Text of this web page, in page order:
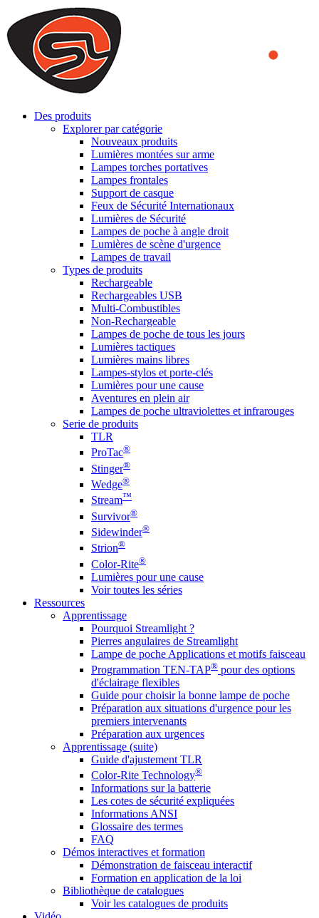
We use cookies to ensure that we provide you the best experience
on our website. By continuing to browse this website, you accept
that cookies are used to help us analyze how the website is used and
to offer you a better experience. To learn more or to find out how
you can disable cookies, you can access our
Des produits
Explorer par catégorie
Nouveaux produits
Lumières montées sur arme
Lampes torches portatives
Lampes frontales
Support de casque
Feux de Sécurité Internationaux
Lumières de Sécurité
Lampes de poche à angle droit
Lumières de scène d'urgence
Lampes de travail
Types de produits
Rechargeable
Rechargeables USB
Multi-Combustibles
Non-Rechargeable
Lampes de poche de tous les jours
Lumières tactiques
Lumières mains libres
Lampes-stylos et porte-clés
Lumières pour une cause
Aventures en plein air
Lampes de poche ultraviolettes et infrarouges
Serie de produits
TLR
ProTac®
Stinger®
Wedge®
Stream™
Survivor®
Sidewinder®
Strion®
Color-Rite®
Lumières pour une cause
Voir toutes les séries
Ressources
Apprentissage
Pourquoi Streamlight ?
Pierres angulaires de Streamlight
Lampe de poche Applications et motifs faisceau
Programmation TEN-TAP® pour des options
d'éclairage flexibles
Guide pour choisir la bonne lampe de poche
Préparation aux situations d'urgence pour les
premiers intervenants
Préparation aux urgences
Apprentissage (suite)
Guide d'ajustement TLR
Color-Rite Technology®
Informations sur la batterie
Les cotes de sécurité expliquées
Informations ANSI
Glossaire des termes
FAQ
Démos interactives et formation
Démonstration de faisceau interactif
Formation en application de la loi
Bibliothèque de catalogues
Voir les catalogues de produits